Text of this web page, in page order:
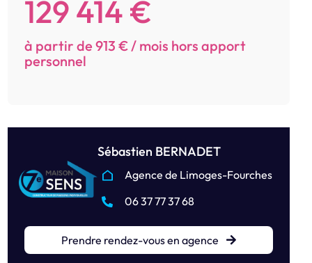
129 414 €
à partir de 913 € / mois hors apport
personnel
Sébastien BERNADET
Agence de Limoges-Fourches
06 37 77 37 68
Prendre rendez-vous en agence